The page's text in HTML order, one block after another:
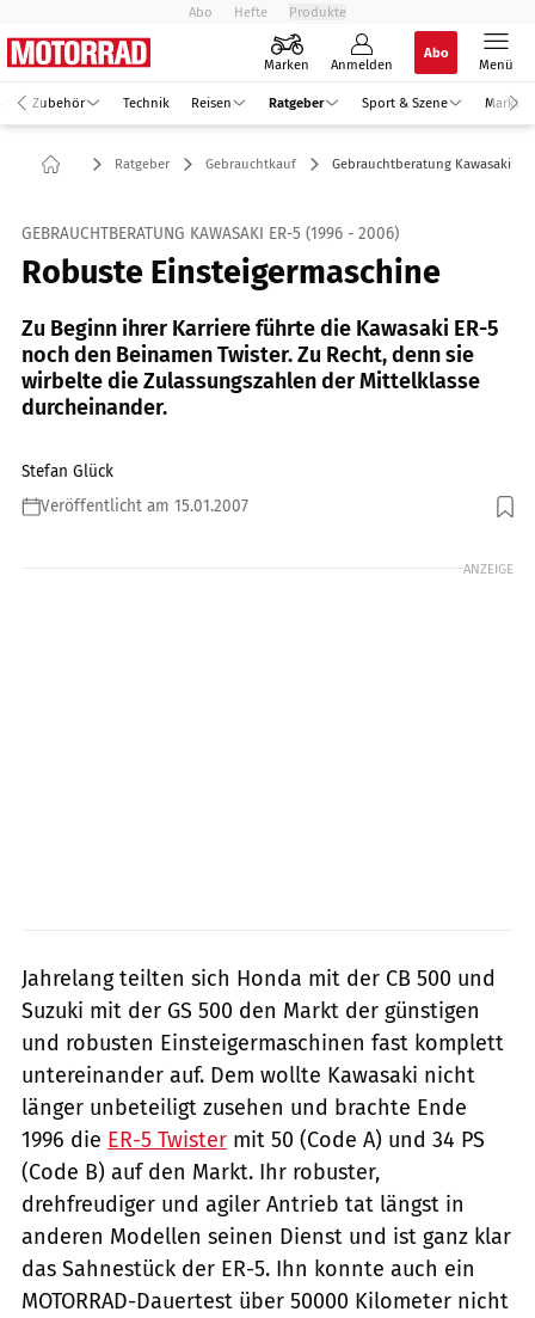
Abo Hefte Produkte
Marken Anmelden
Abo
Menü
Zubehör Technik Reisen Ratgeber Sport & Szene Markt
Ratgeber Gebrauchtkauf Gebrauchtberatung Kawasaki
GEBRAUCHTBERATUNG KAWASAKI ER-5 (1996 - 2006)
Robuste Einsteigermaschine
Zu Beginn ihrer Karriere führte die Kawasaki ER-5
noch den Beinamen Twister. Zu Recht, denn sie
wirbelte die Zulassungszahlen der Mittelklasse
durcheinander.
Stefan Glück
Veröffentlicht am 15.01.2007
Foto: Foto: fact
ANZEIGE
Jahrelang teilten sich Honda mit der CB 500 und
Suzuki mit der GS 500 den Markt der günstigen
und robusten Einsteigermaschinen fast komplett
untereinander auf. Dem wollte Kawasaki nicht
länger unbeteiligt zusehen und brachte Ende
1996 die ER-5 Twister mit 50 (Code A) und 34 PS
(Code B) auf den Markt. Ihr robuster,
drehfreudiger und agiler Antrieb tat längst in
anderen Modellen seinen Dienst und ist ganz klar
das Sahnestück der ER-5. Ihn konnte auch ein
MOTORRAD-Dauertest über 50000 Kilometer nicht